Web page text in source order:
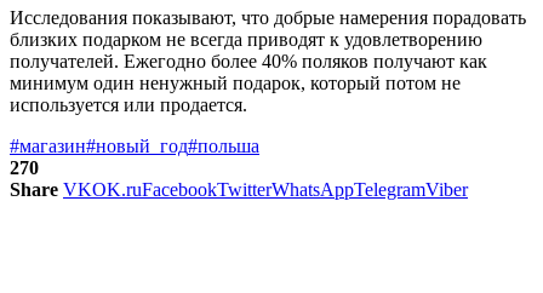
Исследования показывают, что добрые намерения порадовать
близких подарком не всегда приводят к удовлетворению
получателей. Ежегодно более 40% поляков получают как
минимум один ненужный подарок, который потом не
используется или продается.
#магазин#новый_год#польша
270
Share VKOK.ruFacebookTwitterWhatsAppTelegramViber